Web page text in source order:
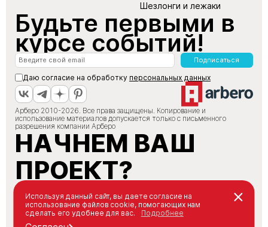
Шезлонги и лежаки
Будьте первыми в
курсе событий!
Подписаться
Даю согласие на обработку персональных данных
Арберо 2010-2026. Все права защищены. Копирование и
использование материалов допускается только с письменного
разрешения компании Арберо
НАЧНЕМ ВАШ
ПРОЕКТ?
+7 (495) 147-66-88
info@arbero.ru
Используя данный сайт, вы даете согласие на
использование файлов cookie, помогающих нам
сделать его удобнее для вас.
Подробнее